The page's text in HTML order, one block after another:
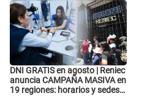
DNI GRATIS en agosto | Reniec
anuncia CAMPAÑA MASIVA en
19 regiones: horarios y sedes